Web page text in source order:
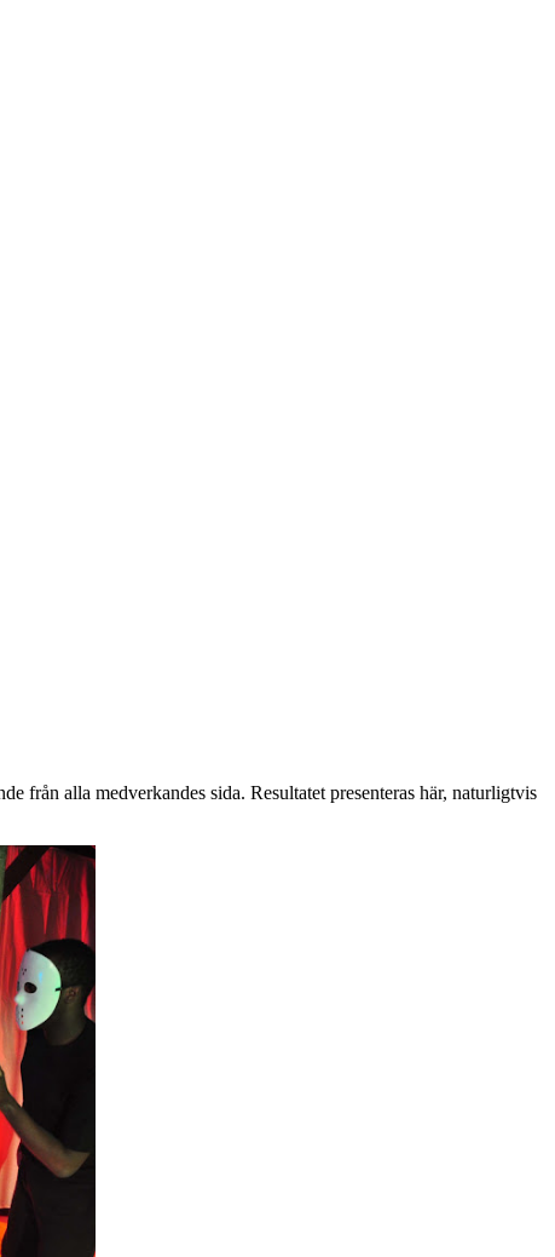
från alla medverkandes sida. Resultatet presenteras här, naturligtvis